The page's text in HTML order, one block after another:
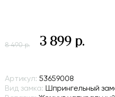
8 490 р. 3 899 р.
Артикул: 53659008
Вид замка: Шпрингельный